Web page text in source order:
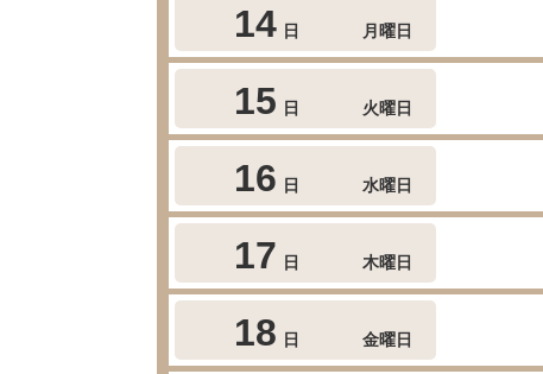
14 日 月曜日
15 日 火曜日
16 日 水曜日
17 日 木曜日
18 日 金曜日